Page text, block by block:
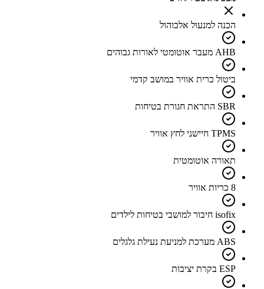
הכנה למנעול אלכוהול
AHB מעבר אוטומטי לאורות גבוהים
ביטול כרית אוויר במושב קדמי
SBR התראת חגורת בטיחות
TPMS חיישני לחץ אוויר
תאורה אוטומטית
8 כריות אוויר
isofix חיבור למושבי בטיחות לילדים
ABS מערכת למניעת נעילת גלגלים
ESP בקרת יציבות